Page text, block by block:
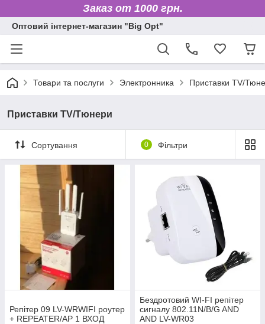
Заказ от 1000 грн.
Оптовий інтернет-магазин "Big Opt"
Товари та послуги Электронника Приставки TV/
Приставки TV/Тюнери
Сортування 0 Фільтри
Репітер 09 LV-WRWIFI роутер
+ REPEATER/AP 1 ВХОД
Бездротовий WI-FI репітер
сигналу 802.11N/B/G AND
AND LV-WR03